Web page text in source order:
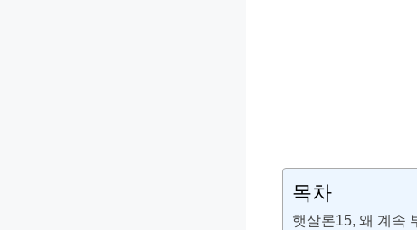
목차
햇살론15, 왜 계속